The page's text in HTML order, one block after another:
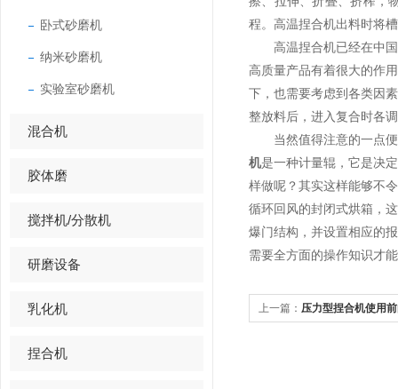
卧式砂磨机
纳米砂磨机
实验室砂磨机
混合机
胶体磨
搅拌机/分散机
研磨设备
乳化机
捏合机
程。高温捏合机出料时将
高温捏合机已经在中国
高质量产品有着很大的作
下，也需要考虑到各类因
整放料后，进入复合时各
当然值得注意的一点便
机是一种计量辊，它是决
样做呢？其实这样能够不
循环回风的封闭式烘箱，
爆门结构，并设置相应的
需要全方面的操作知识才
上一篇： 压力型捏合机使用